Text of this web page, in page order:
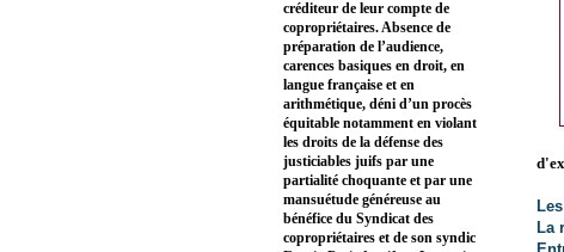
La
créditeur de leur compte de
copropriétaires. Absence de
préparation de l’audience,
carences basiques en droit, en
langue française et en
arithmétique, déni d’un procès
équitable notamment en violant
les droits de la défense des
justiciables juifs par une
partialité choquante et par une
mansuétude généreuse au
bénéfice du Syndicat des
copropriétaires et de son syndic